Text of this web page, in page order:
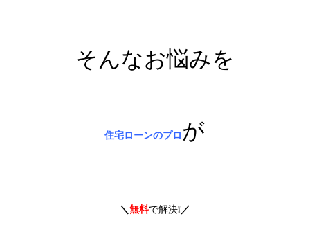
そんなお悩みを
住宅ローンのプロ が
＼無料で解決❕／